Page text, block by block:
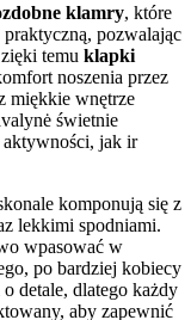
klamry, które
praktyczną, pozwalając
temu klapki
noszenia przez
miękkie wnętrze
świetnie
aktywności, jak ir
komponują się z
lekkimi spodniami.
wpasować w
po bardziej kobiecy
o detale, dlatego każdy
aby zapewnić